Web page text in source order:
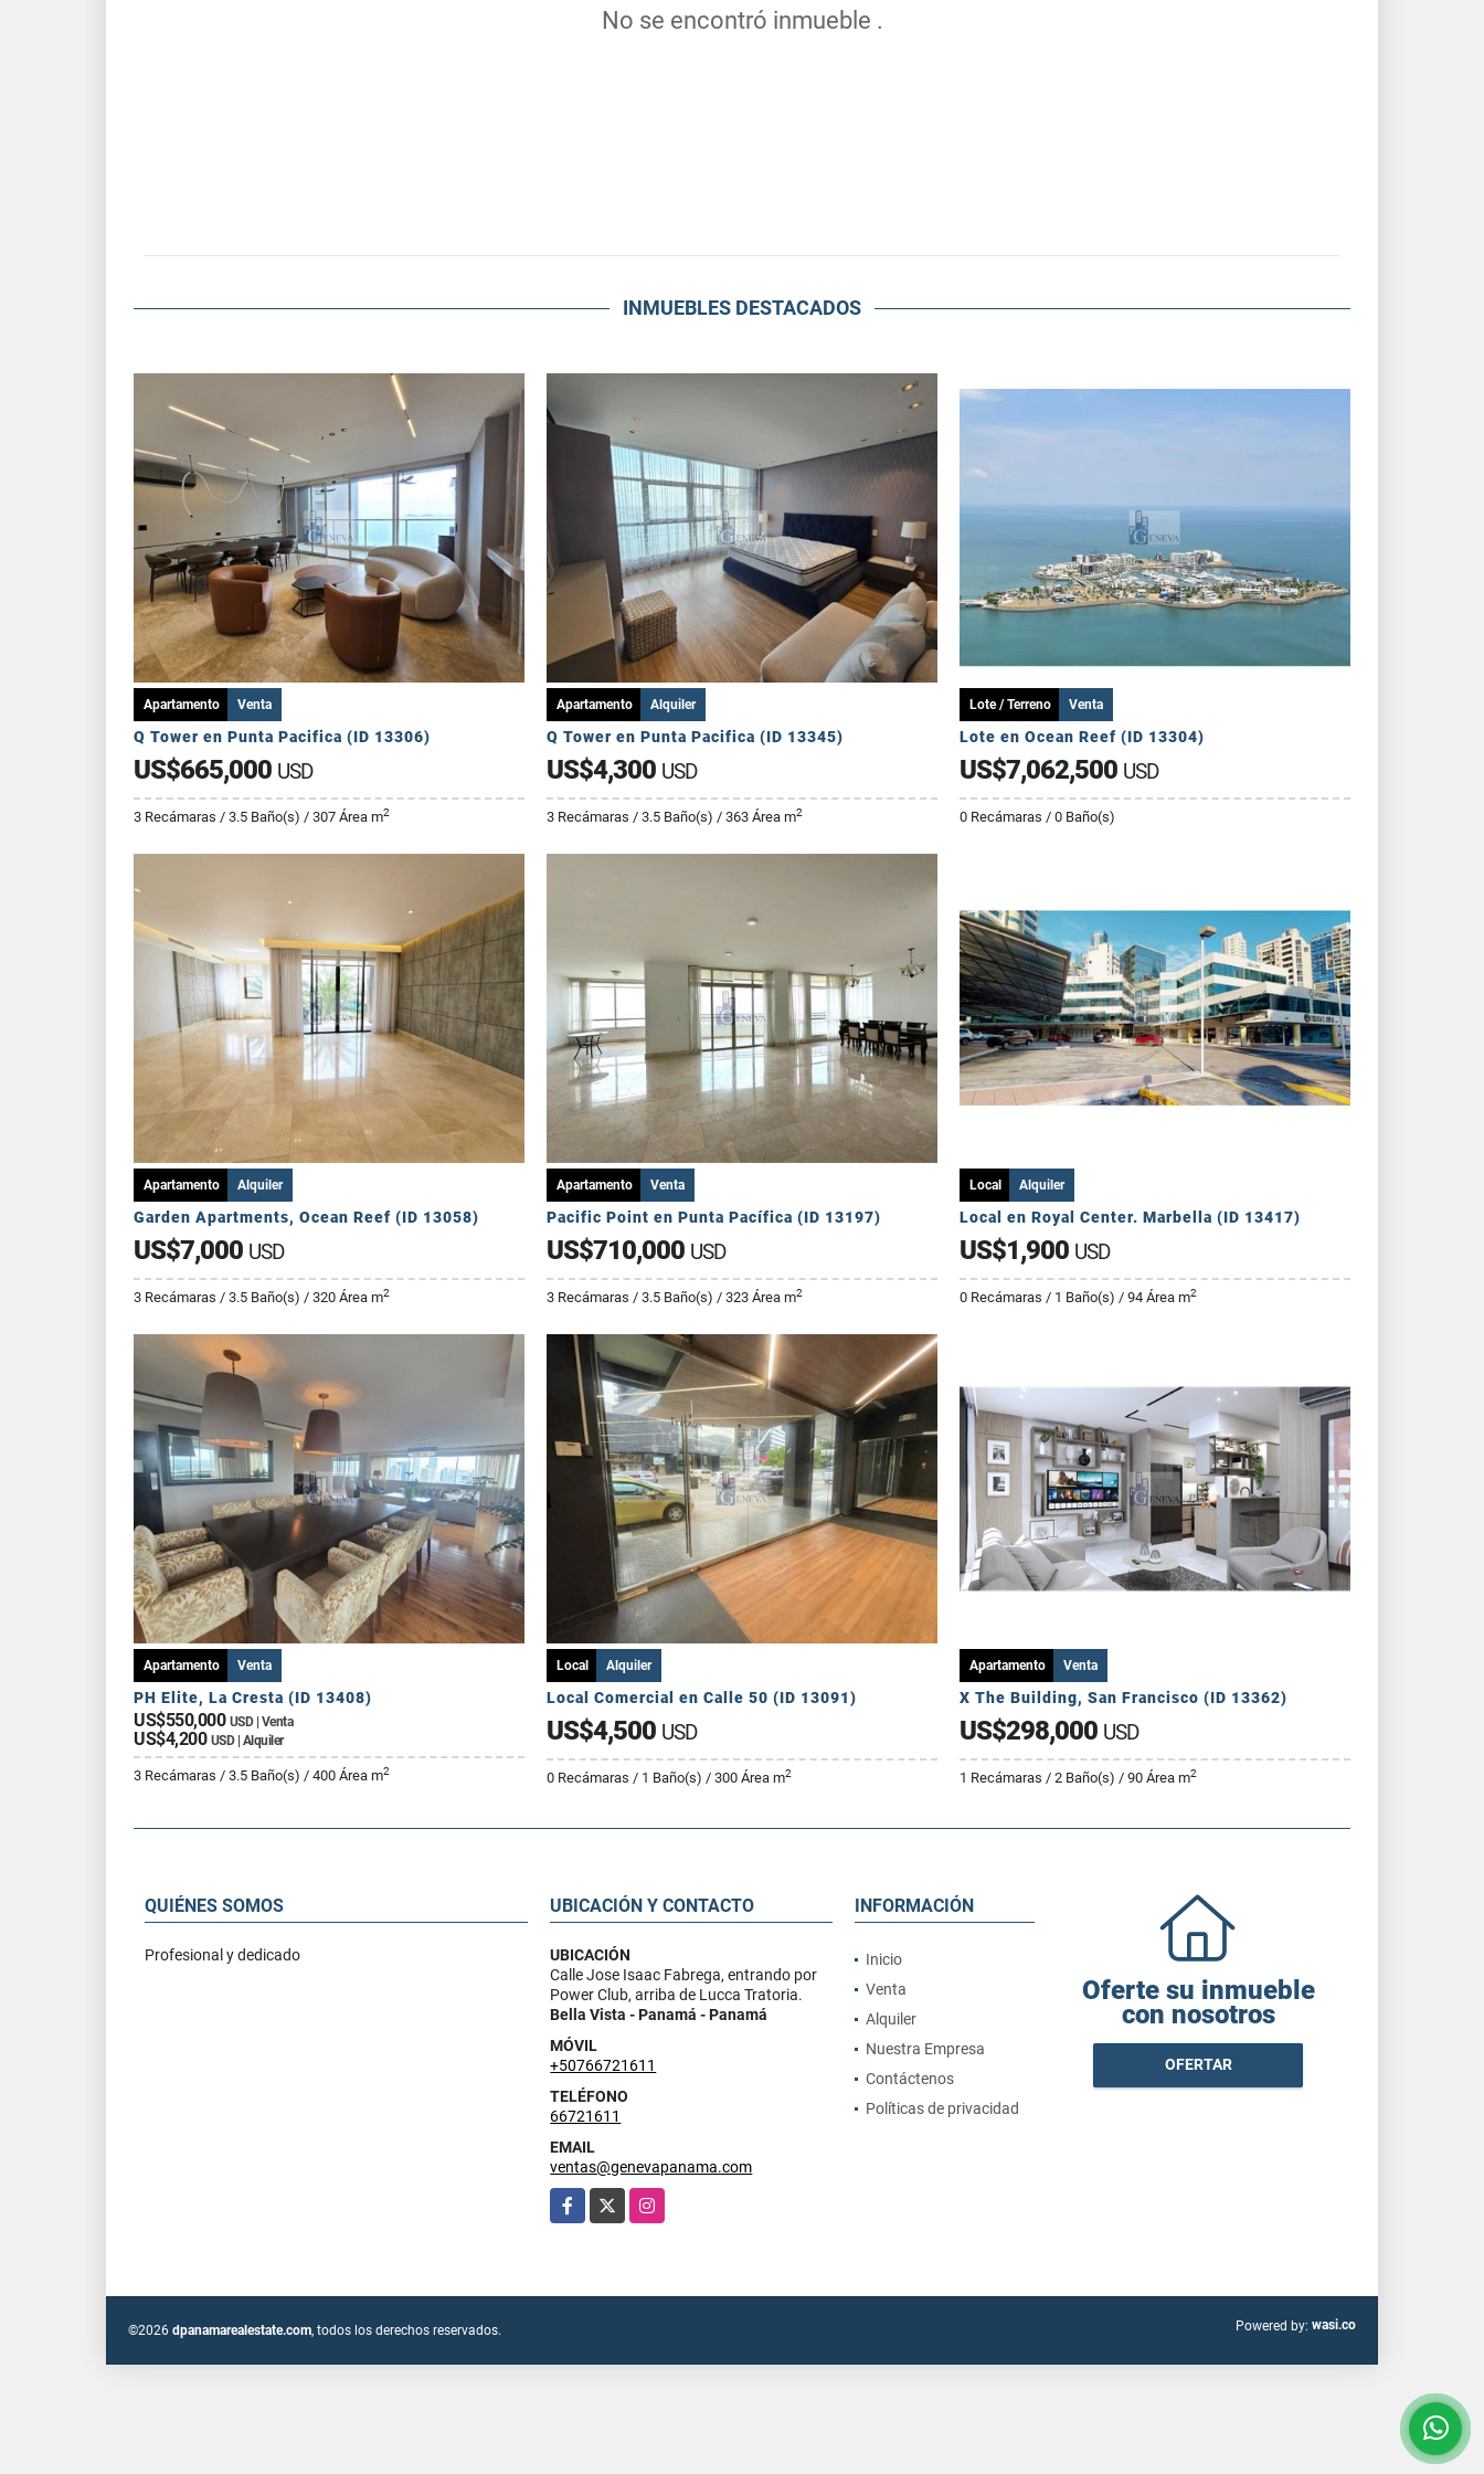
No se encontró inmueble .
INMUEBLES DESTACADOS
Apartamento Venta
Q Tower en Punta Pacifica (ID 13306)
US$665,000 USD
3 Recámaras / 3.5 Baño(s) / 307 Área m2
Apartamento Alquiler
Q Tower en Punta Pacifica (ID 13345)
US$4,300 USD
3 Recámaras / 3.5 Baño(s) / 363 Área m2
Lote / Terreno Venta
Lote en Ocean Reef (ID 13304)
US$7,062,500 USD
0 Recámaras / 0 Baño(s)
Apartamento Alquiler
Garden Apartments, Ocean Reef (ID 13058)
US$7,000 USD
3 Recámaras / 3.5 Baño(s) / 320 Área m2
Apartamento Venta
Pacific Point en Punta Pacífica (ID 13197)
US$710,000 USD
3 Recámaras / 3.5 Baño(s) / 323 Área m2
Local Alquiler
Local en Royal Center. Marbella (ID 13417)
US$1,900 USD
0 Recámaras / 1 Baño(s) / 94 Área m2
Apartamento Venta
PH Elite, La Cresta (ID 13408)
US$550,000 USD | Venta
US$4,200 USD | Alquiler
3 Recámaras / 3.5 Baño(s) / 400 Área m2
Local Alquiler
Local Comercial en Calle 50 (ID 13091)
US$4,500 USD
0 Recámaras / 1 Baño(s) / 300 Área m2
Apartamento Venta
X The Building, San Francisco (ID 13362)
US$298,000 USD
1 Recámaras / 2 Baño(s) / 90 Área m2
QUIÉNES SOMOS
Profesional y dedicado
UBICACIÓN Y CONTACTO
UBICACIÓN
Calle Jose Isaac Fabrega, entrando por
Power Club, arriba de Lucca Tratoria.
Bella Vista - Panamá - Panamá
MÓVIL
+50766721611
TELÉFONO
66721611
EMAIL
ventas@genevapanama.com
Facebook
X Instagram
INFORMACIÓN
Inicio
Venta
Alquiler
Nuestra Empresa
Contáctenos
Políticas de privacidad
Oferte su inmueble
con nosotros
OFERTAR
©2026 dpanamarealestate.com, todos los derechos reservados. Powered by: wasi.co